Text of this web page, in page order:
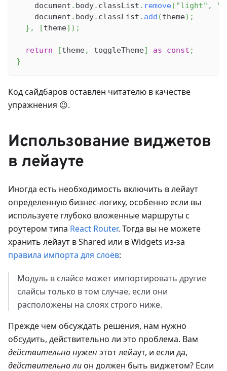
    document
. body. classList . remove( "light" ,
    document
. body. classList . add (theme) ;
} , [theme] ) ;
return [theme, toggleTheme] as const ;
}
Код сайдбаров оставлен читателю в качестве
упражнения 😉.
Использование виджетов
в лейауте
Иногда есть необходимость включить в лейаут
определенную бизнес-логику, особенно если вы
используете глубоко вложенные маршруты с
роутером типа React Router. Тогда вы не можете
хранить лейаут в Shared или в Widgets из-за
правила импорта для слоёв:
Модуль в слайсе может импортировать другие
слайсы только в том случае, если они
расположены на слоях строго ниже.
Прежде чем обсуждать решения, нам нужно
обсудить, действительно ли это проблема. Вам
действительно нужен этот лейаут, и если да,
действительно лион должен быть виджетом? Если